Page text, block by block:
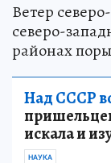
Ветер
северо-
районах
Над СССР
искала и
НАУКА